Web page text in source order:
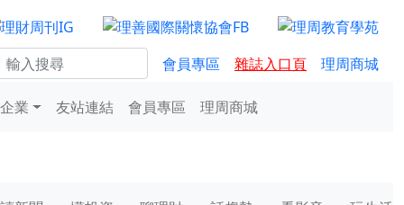
會員專區 雜誌入口頁 理周商城
業 友站連結 會員專區 理周商城